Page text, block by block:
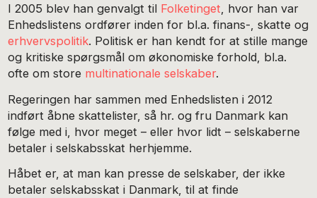
I 2005 blev han genvalgt til Folketinget , hvor han var
Enhedslistens ordfører inden for bl.a. finans-, skatte og
erhvervspolitik. Politisk er han kendt for at stille mange
og kritiske spørgsmål om økonomiske forhold, bl.a.
ofte om store multinationale selskaber.
Regeringen har sammen med Enhedslisten i 2012
indført åbne skattelister, så hr. og fru Danmark kan
følge med i, hvor meget – eller hvor lidt – selskaberne
betaler i selskabsskat herhjemme.
Håbet er, at man kan presse de selskaber, der ikke
betaler selskabsskat i Danmark, til at finde